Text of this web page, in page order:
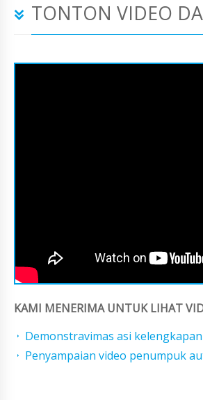
TONTON VIDEO
KAMI MENERIMA UNTUK LIHAT
Demonstravimas asi
Penyampaian video penumpuk